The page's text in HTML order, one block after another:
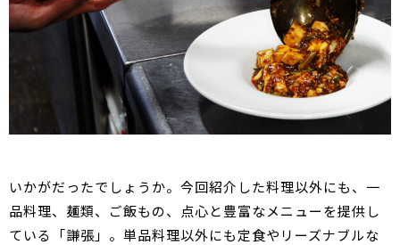
いかがだったでしょうか。今回紹介した料理以外にも、一
品料理、麺類、ご飯もの、点心と豊富なメニューを提供し
ている「謙張」。単品料理以外にも定食やリーズナブルな